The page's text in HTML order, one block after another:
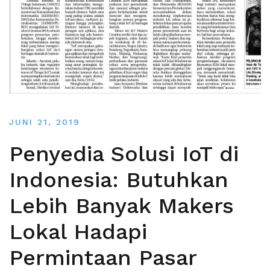
JUNI 21, 2019
Penyedia Solusi IoT di
Indonesia: Butuhkan
Lebih Banyak Makers
Lokal Hadapi
Permintaan Pasar